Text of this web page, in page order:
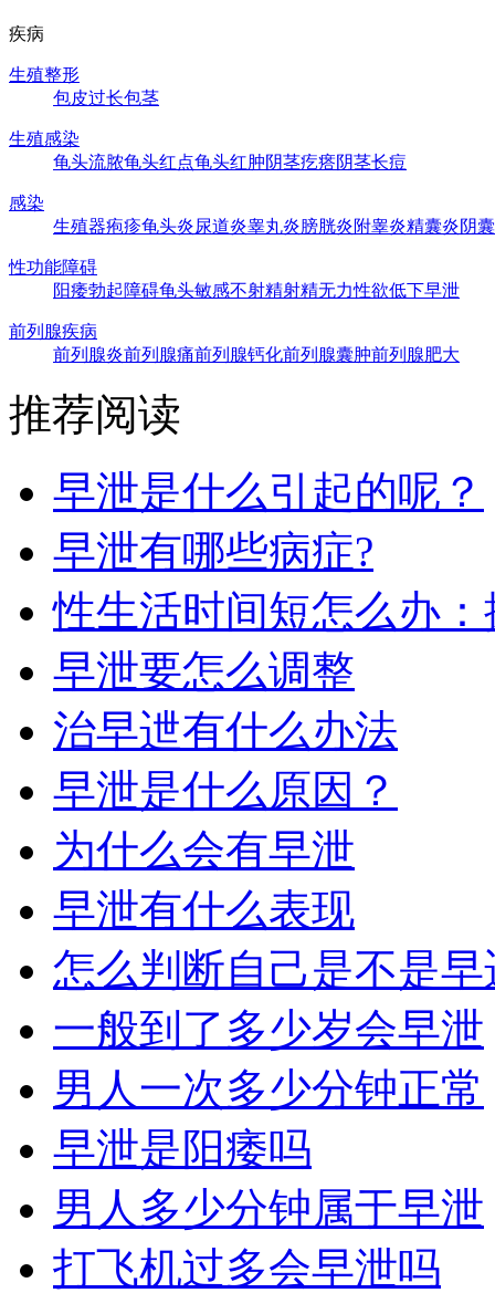
疾病
生殖整形
包皮过长包茎
生殖感染
龟头流脓龟头红点龟头红肿阴茎疙瘩阴茎长痘
感染
生殖器疱疹龟头炎尿道炎睾丸炎膀胱炎附睾炎精囊炎阴
性功能障碍
阳痿勃起障碍龟头敏感不射精射精无力性欲低下早泄
前列腺疾病
前列腺炎前列腺痛前列腺钙化前列腺囊肿前列腺肥大
推荐阅读
早泄是什么引起的呢？
早泄有哪些病症?
性生活时间短怎么办
早泄要怎么调整
治早迣有什么办法
早泄是什么原因？
为什么会有早泄
早泄有什么表现
怎么判断自己是不是早
一般到了多少岁会早泄
男人一次多少分钟正常
早泄是阳痿吗
男人多少分钟属于早泄
打飞机过多会早泄吗